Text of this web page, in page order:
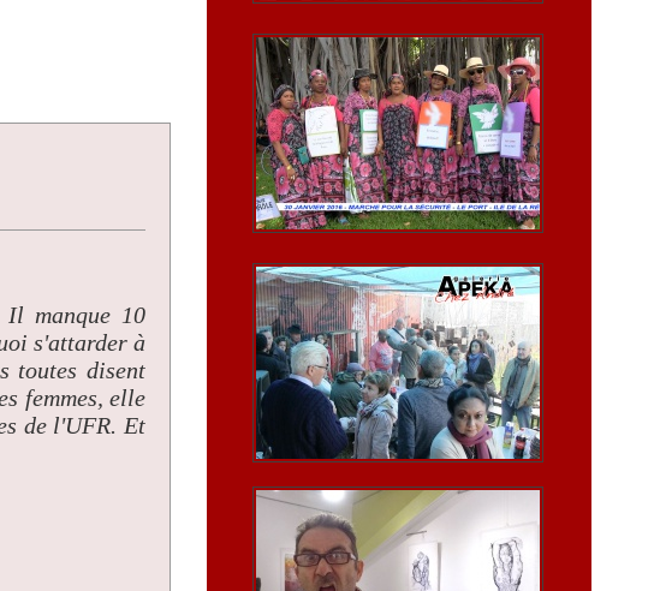
manque 10
s'attarder à
toutes disent
femmes, elle
de l'UFR. Et